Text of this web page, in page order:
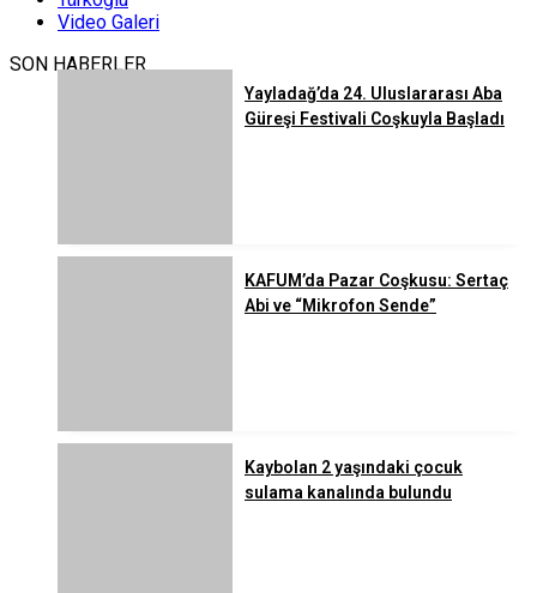
Video Galeri
SON HABERLER
Yayladağ’da 24. Uluslararası Aba
Güreşi Festivali Coşkuyla Başladı
KAFUM’da Pazar Coşkusu: Sertaç
Abi ve “Mikrofon Sende”
Kaybolan 2 yaşındaki çocuk
sulama kanalında bulundu